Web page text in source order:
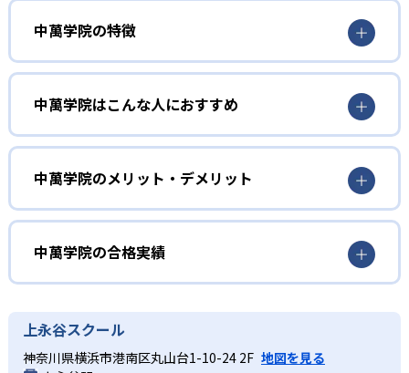
中萬学院の特徴
1
12年指導
中萬学院は小1から高校までの12年指導を実施している。公
立中高一貫校受検や高校受験、大学受験に必要な高度な思
考力と課題解決力を、小1段階からカリキュラムに組み込
み、主体的に学び続ける力の育成を目指す。
2 教師陣
教師は、授業研修やスピーチ大会、入試問題研究会、社内
検定などによって力を常に磨いている。
中萬学院はこんな人におすすめ
小学生
神奈川県の公立中高一貫校合格を目指す生徒
神奈川県立相模原中等教育学校・平塚中等教育学校、横浜
市立南高校附属中・横浜サイエンスフロンティア高校附属
中、川崎市立川崎高校附属中の県内5校の公立中高一貫校受
験に対応。神奈川県立・横浜市立・川崎市立それぞれの特
色を踏まえた志望校別カリキュラムで合格を目指す。長年
を輩出している。
中萬学院のメリット・デメリット
どんなメリットがある？
神奈川県での長年の指導で培った知見に基づき、神奈川県
内5校の公立中高一貫校受験をはじめ、高校受験や大学受験
で実績を出している。講師は研修・大会・検定・研究会な
どを定期的に行って常に能力を磨いており、質の高い指導
を受けられる。
どんなデメリットがある?
中萬学院の合格実績
中萬学院は合格実績を公式サイトで公開している。合格実
績は以下の通りである。
上永谷スクール
神奈川県横浜市港南区丸山台1-10-24 2F 地図を見る